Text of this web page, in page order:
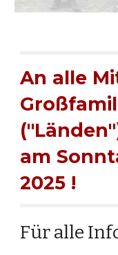
An alle
am
2025 !
Für alle